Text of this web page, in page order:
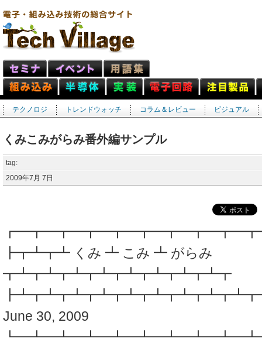
テクノロジ トレンドウォッチ コラム＆レビュー ビジュアル
くみこみがらみ番外編サンプル
tag:
2009年7月 7日
┣┳┻┳┻ くみ ┻ こみ ┻ がらみ
┳┻┳┻┳┻┳┻┳┻┳┻┳┻┳┻┳
June 30, 2009